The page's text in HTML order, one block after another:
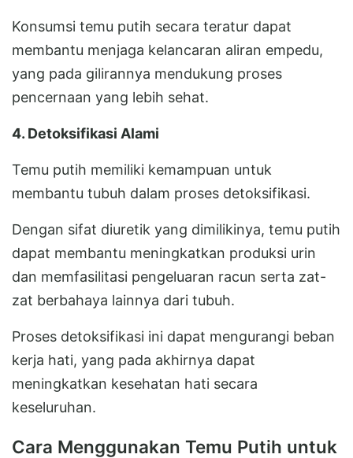
Konsumsi temu putih secara teratur dapat
membantu menjaga kelancaran aliran empedu,
yang pada gilirannya mendukung proses
pencernaan yang lebih sehat.
4. Detoksifikasi Alami
Temu putih memiliki kemampuan untuk
membantu tubuh dalam proses detoksifikasi.
Dengan sifat diuretik yang dimilikinya, temu putih
dapat membantu meningkatkan produksi urin
dan memfasilitasi pengeluaran racun serta zat-
zat berbahaya lainnya dari tubuh.
Proses detoksifikasi ini dapat mengurangi beban
kerja hati, yang pada akhirnya dapat
meningkatkan kesehatan hati secara
keseluruhan.
Cara Menggunakan Temu Putih untuk